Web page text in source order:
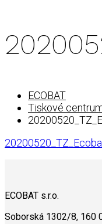
ECOBAT
Tiskové
ECOBAT s.r.o.
Soborská 1302/8, 160